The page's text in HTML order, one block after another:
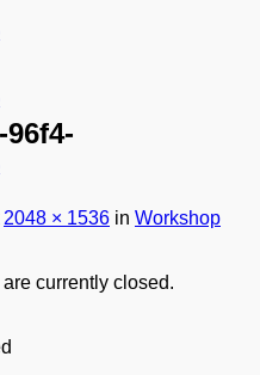
96f4-
2048 × 1536 in Workshop
currently closed.